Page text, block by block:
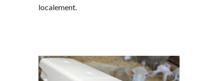
localement.